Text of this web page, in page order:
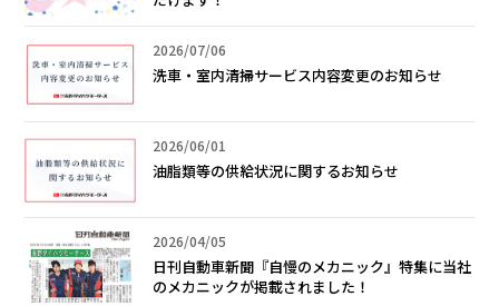
2026/07/06
洗車・室内清掃サービス内容変更のお知らせ
2026/06/01
油脂類等の供給状況に関するお知らせ
2026/04/05
日刊自動車新聞『自慢のメカニック』特集に当社
のメカニックが掲載されました！